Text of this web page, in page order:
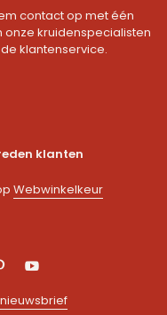
contact op met één
onze kruidenspecialisten
klantenservice.
klanten
Webwinkelkeur